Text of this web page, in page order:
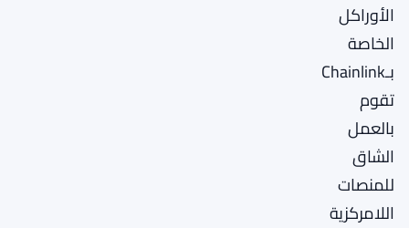
الأوراكل
الخاصة
بـChainlink
تقوم
بالعمل
الشاق
للمنصات
اللامركزية